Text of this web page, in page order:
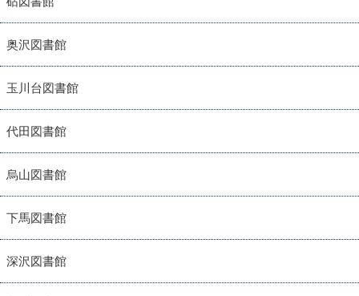
奥沢図書館
玉川台図書館
代田図書館
烏山図書館
下馬図書館
深沢図書館